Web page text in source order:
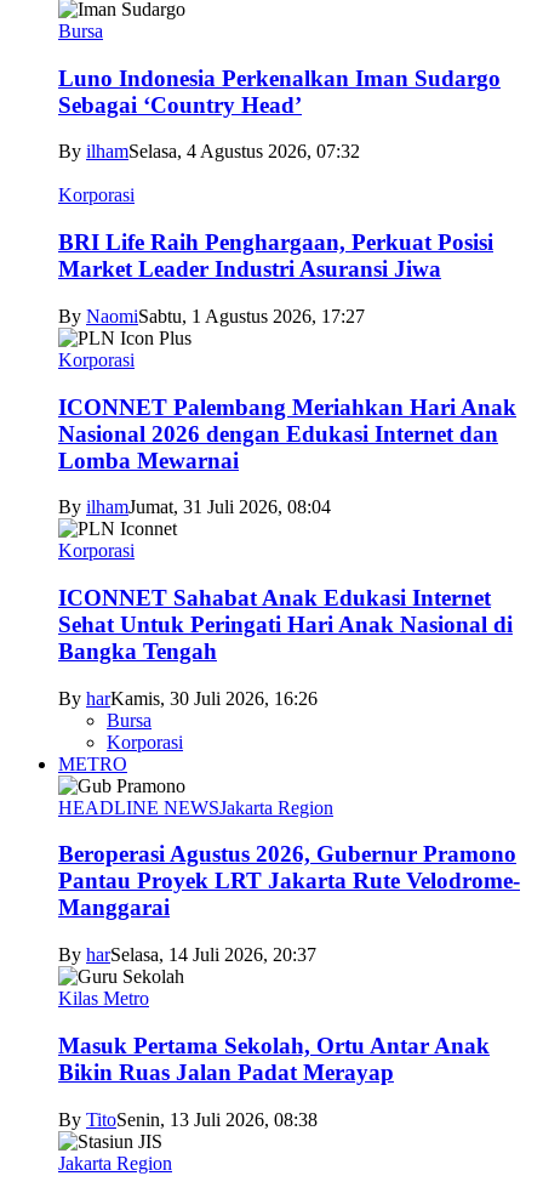
Bursa
Luno Indonesia Perkenalkan Iman Sudargo
Sebagai ‘Country Head’
By ilhamSelasa, 4 Agustus 2026, 07:32
Korporasi
BRI Life Raih Penghargaan, Perkuat Posisi
Market Leader Industri Asuransi Jiwa
By NaomiSabtu, 1 Agustus 2026, 17:27
Korporasi
ICONNET Palembang Meriahkan Hari Anak
Nasional 2026 dengan Edukasi Internet dan
Lomba Mewarnai
By ilhamJumat, 31 Juli 2026, 08:04
Korporasi
ICONNET Sahabat Anak Edukasi Internet
Sehat Untuk Peringati Hari Anak Nasional di
Bangka Tengah
By harKamis, 30 Juli 2026, 16:26
Bursa
Korporasi
METRO
HEADLINE NEWSJakarta Region
Beroperasi Agustus 2026, Gubernur Pramono
Pantau Proyek LRT Jakarta Rute Velodrome-
Manggarai
By harSelasa, 14 Juli 2026, 20:37
Kilas Metro
Masuk Pertama Sekolah, Ortu Antar Anak
Bikin Ruas Jalan Padat Merayap
By TitoSenin, 13 Juli 2026, 08:38
Jakarta Region